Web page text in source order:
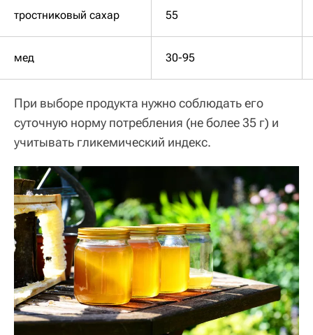
тростниковый сахар 55
мед 30-95
При выборе продукта нужно соблюдать его
суточную норму потребления (не более 35 г) и
учитывать гликемический индекс.